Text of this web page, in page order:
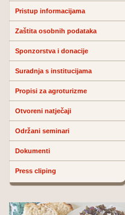
Pristup informacijama
Zaštita osobnih podataka
Sponzorstva i donacije
Suradnja s institucijama
Propisi za agroturizme
Otvoreni natječaji
Održani seminari
Dokumenti
Press cliping